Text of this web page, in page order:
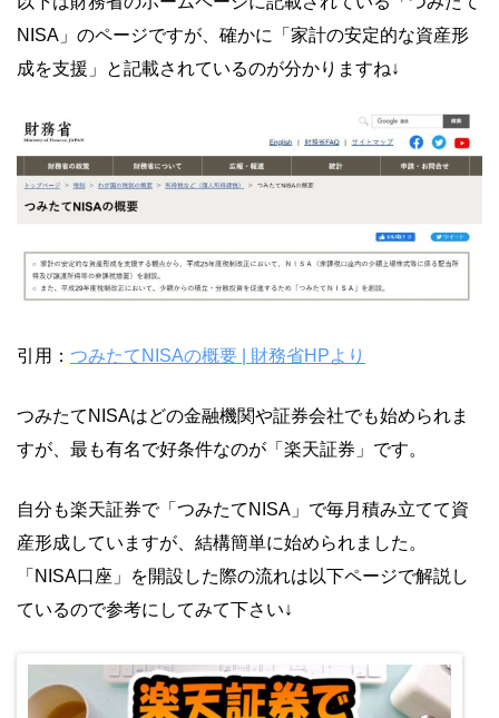
NISA」のページですが、確かに「家計の安定的な資産形
成を支援」と記載されているのが分かりますね↓
引用： つみたてNISAの概要 | 財務省HPより
つみたてNISAはどの金融機関や証券会社でも始められま
すが、最も有名で好条件なのが「楽天証券」です。
自分も楽天証券で「つみたてNISA」で毎月積み立てて資
産形成していますが、結構簡単に始められました。
「NISA口座」を開設した際の流れは以下ページで解説し
ているので参考にしてみて下さい↓